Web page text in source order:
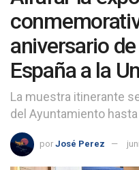
aniversario
España a la
La muestra itinerante
del Ayuntamiento
por José Perez